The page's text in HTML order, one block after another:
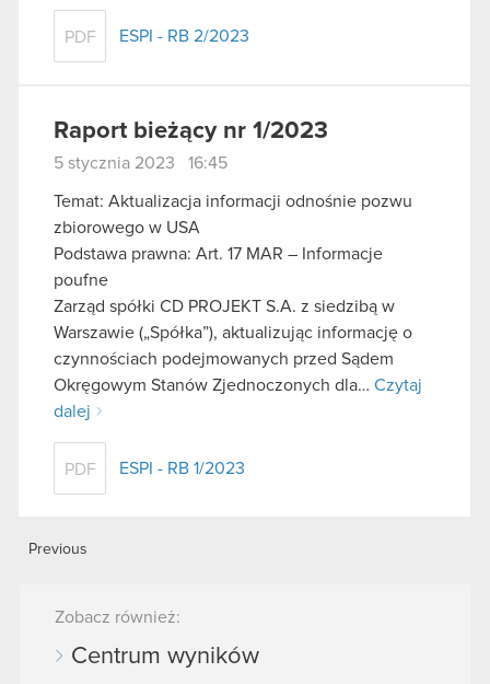
PDF ESPI - RB 2/2023
Raport bieżący nr 1/2023
5 stycznia 2023 16:45
Temat: Aktualizacja informacji odnośnie pozwu
zbiorowego w USA
Podstawa prawna: Art. 17 MAR – Informacje
poufne
Zarząd spółki CD PROJEKT S.A. z siedzibą w
Warszawie („Spółka”), aktualizując informację o
czynnościach podejmowanych przed Sądem
Okręgowym Stanów Zjednoczonych dla… Czytaj
dalej
PDF ESPI - RB 1/2023
Previous
Zobacz również:
Centrum wyników